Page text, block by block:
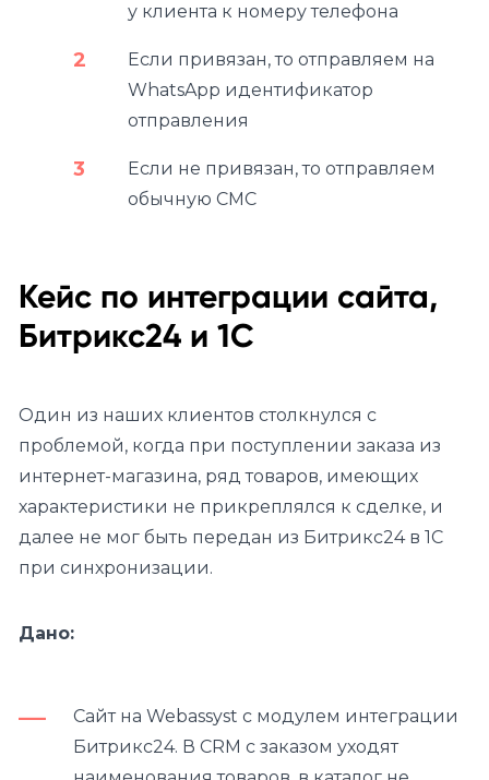
у клиента к номеру телефона
Если привязан, то отправляем на
WhatsApp идентификатор
отправления
Если не привязан, то отправляем
обычную СМС
Кейс по интеграции сайта,
Битрикс24 и 1С
Один из наших клиентов столкнулся с
проблемой, когда при поступлении заказа из
интернет-магазина, ряд товаров, имеющих
характеристики не прикреплялся к сделке, и
далее не мог быть передан из Битрикс24 в 1С
при синхронизации.
Дано:
Сайт на Webassyst с модулем интеграции
Битрикс24. В CRM с заказом уходят